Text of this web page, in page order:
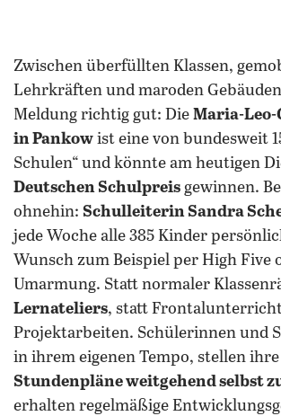
Zwischen überfüllten Klassen,
Lehrkräften und maroden
Meldung richtig gut: Die Maria-
in Pankow ist eine von bundesweit
Schulen“ und könnte am heutigen
Deutschen Schulpreis gewinnen.
ohnehin: Schulleiterin Sandra
jede Woche alle 385 Kinder
Wunsch zum Beispiel per High Five
Umarmung. Statt normaler
Lernateliers, statt
Projektarbeiten. Schülerinnen und
in ihrem eigenen Tempo, stellen ihre
Stundenpläne weitgehend selbst
erhalten regelmäßige